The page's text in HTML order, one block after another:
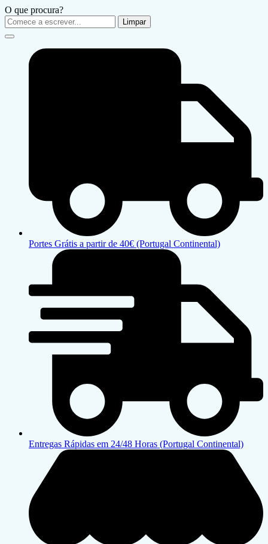
O que procura?
Limpar
Portes Grátis a partir de 40€ (Portugal Continental)
Entregas Rápidas em 24/48 Horas (Portugal Continental)